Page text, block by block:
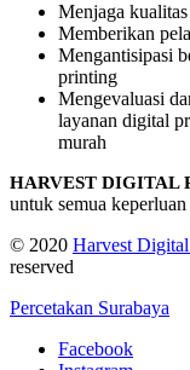
Menjaga
Memberikan
Mengantisipasi
printing
Mengevaluasi
layanan digital
murah
HARVEST DIGITAL
untuk semua keperluan
© 2020 Harvest
reserved
Percetakan Surabaya
Facebook